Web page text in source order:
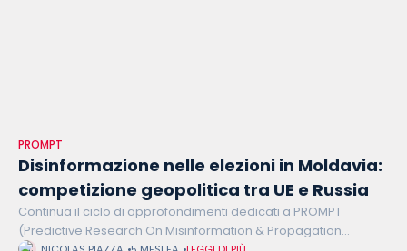
PROMPT
Disinformazione nelle elezioni in Moldavia:
competizione geopolitica tra UE e Russia
Continua il ciclo di approfondimenti dedicati a PROMPT
(Predictive Research On Misinformation & Propagation